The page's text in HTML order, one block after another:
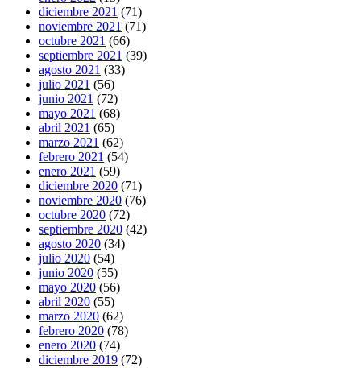
diciembre 2021 (71)
noviembre 2021 (71)
octubre 2021 (66)
septiembre 2021 (39)
agosto 2021 (33)
julio 2021 (56)
junio 2021 (72)
mayo 2021 (68)
abril 2021 (65)
marzo 2021 (62)
febrero 2021 (54)
enero 2021 (59)
diciembre 2020 (71)
noviembre 2020 (76)
octubre 2020 (72)
septiembre 2020 (42)
agosto 2020 (34)
julio 2020 (54)
junio 2020 (55)
mayo 2020 (56)
abril 2020 (55)
marzo 2020 (62)
febrero 2020 (78)
enero 2020 (74)
diciembre 2019 (72)